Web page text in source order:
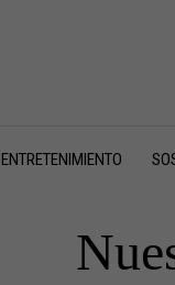
ENTRETENIMIENTO